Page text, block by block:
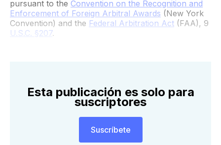
pursuant to the Convention on the Recognition and
Enforcement of Foreign Arbitral Awards (New York
Convention) and the Federal Arbitration Act (FAA), 9
U.S.C. §207.
Esta publicación es solo para
suscriptores
Suscríbete